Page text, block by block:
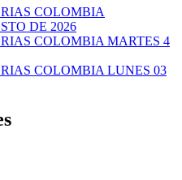
COLOMBIA
DE 2026
COLOMBIA MARTES 4
COLOMBIA LUNES 03